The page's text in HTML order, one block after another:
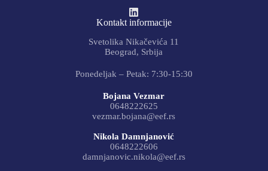
Kontakt informacije
Svetolika Nikačevića 11
Beograd, Srbija
Ponedeljak – Petak: 7:30-15:30
Bojana Vezmar
0648222625
vezmar.bojana@eef.rs
Nikola Damnjanović
0648222606
damnjanovic.nikola@eef.rs